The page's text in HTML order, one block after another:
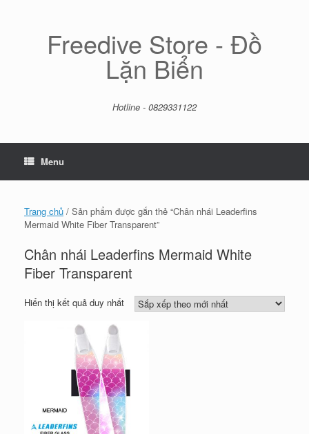
Freedive Store - Đồ
Lặn Biển
Hotline - 0829331122
Menu
Trang chủ / Sản phẩm được gắn thẻ “Chân nhái Leaderfins
Mermaid White Fiber Transparent”
Chân nhái Leaderfins Mermaid White
Fiber Transparent
Hiển thị kết quả duy nhất